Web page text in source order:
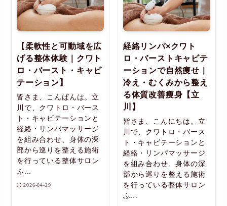
【柔軟性と可動域を広
げる整体体験｜クワト
ロ・バースト・キャビ
テーション】
皆さま、こんばんは。立
川で、クワトロ・バース
ト・キャビテーションと
経絡・リンパマッサージ
を組み合わせ、身体の深
部から巡りを整える施術
を行っている整体サロン
ふ...
2026-04-29
経絡リンパ×クワト
ロ・バーストキャビテ
ーションで自然痩せ｜
冷え・むくみから整え
る体質改善痩身【立
川】
皆さま、こんにちは。立
川で、クワトロ・バース
ト・キャビテーションと
経絡・リンパマッサージ
を組み合わせ、身体の深
部から巡りを整える施術
を行っている整体サロン
ふ...